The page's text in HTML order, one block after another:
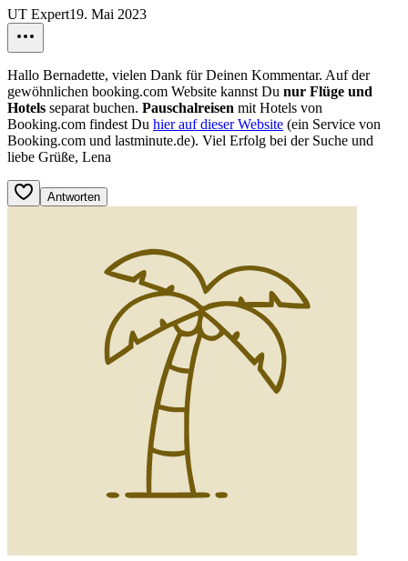
UT Expert19. Mai 2023
Hallo Bernadette, vielen Dank für Deinen Kommentar. Auf der
gewöhnlichen booking.com Website kannst Du nur Flüge und
Hotels separat buchen. Pauschalreisen mit Hotels von
Booking.com findest Du hier auf dieser Website (ein Service von
Booking.com und lastminute.de). Viel Erfolg bei der Suche und
liebe Grüße, Lena
Antworten